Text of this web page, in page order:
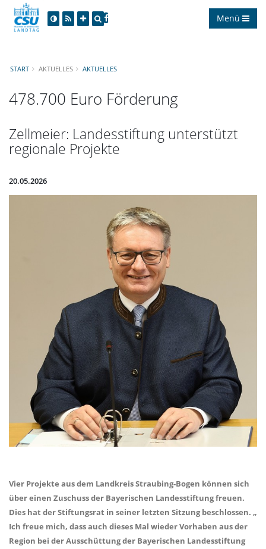
Menü
START AKTUELLES AKTUELLES
478.700 Euro Förderung
Zellmeier: Landesstiftung unterstützt
regionale Projekte
20.05.2026
Vier Projekte aus dem Landkreis Straubing-Bogen können sich
über einen Zuschuss der Bayerischen Landesstiftung freuen.
Dies hat der Stiftungsrat in seiner letzten Sitzung beschlossen.
Ich freue mich, dass auch dieses Mal wieder Vorhaben aus der
Region bei der Ausschüttung der Bayerischen Landesstiftung